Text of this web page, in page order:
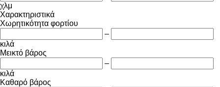
χλμ
Χαρακτηριστικά
Χωρητικότητα φορτίου
–
κιλά
Μεικτό βάρος
–
κιλά
Καθαρό βάρος